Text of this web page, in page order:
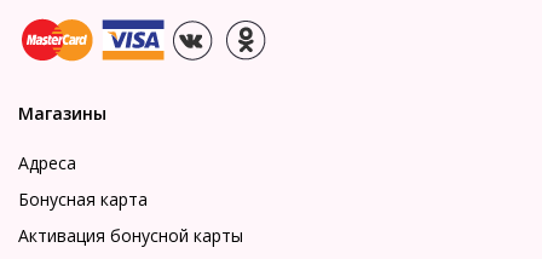
Магазины
Адреса
Бонусная карта
Активация бонусной карты